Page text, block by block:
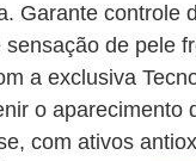
Garante controle
sensação de pele
a exclusiva
o aparecimento
com ativos